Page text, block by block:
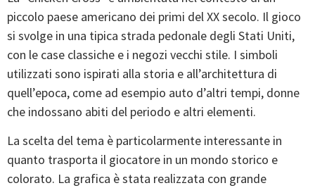
piccolo paese americano dei primi del XX secolo. Il gioco
si svolge in una tipica strada pedonale degli Stati Uniti,
con le case classiche e i negozi vecchi stile. I simboli
utilizzati sono ispirati alla storia e all’architettura di
quell’epoca, come ad esempio auto d’altri tempi, donne
che indossano abiti del periodo e altri elementi.
La scelta del tema è particolarmente interessante in
quanto trasporta il giocatore in un mondo storico e
colorato. La grafica è stata realizzata con grande